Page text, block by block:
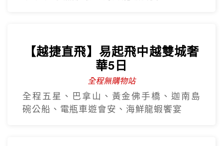
【越捷直飛】易起飛中越雙城奢
華5日
全程無購物站
全程五星、巴拿山、黃金佛手橋、迦南島
碗公船、電瓶車遊會安、海鮮龍蝦饗宴